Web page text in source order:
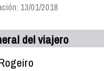
13/01/2018
del viajero